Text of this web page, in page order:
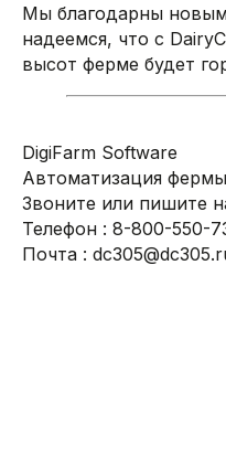
Мы благодарны
надеемся, что с
высот ферме будет
DigiFarm Software
Автоматизация
Звоните или пишите
Телефон : 8-800-550-
Почта :